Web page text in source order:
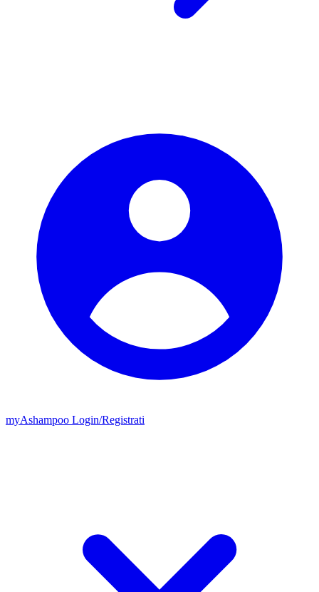
myAshampoo Login/Registrati